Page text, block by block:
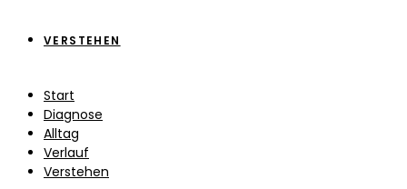
VERSTEHEN
Start
Diagnose
Alltag
Verlauf
Verstehen